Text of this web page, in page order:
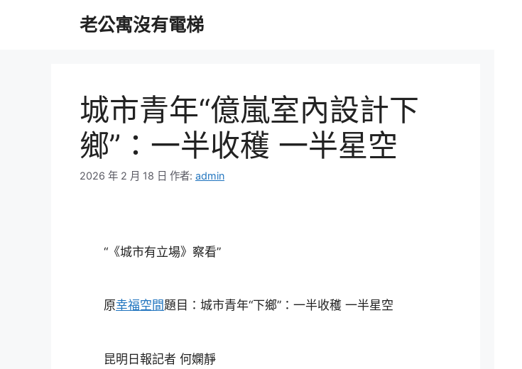
老公寓沒有電梯
城市青年“億嵐室內設計下
鄉”：一半收穫 一半星空
2026 年 2 月 18 日 作者: admin
“《城市有立場》察看”
原幸福空間題目：城市青年“下鄉”：一半收穫 一半星空
昆明日報記者 何嫻靜